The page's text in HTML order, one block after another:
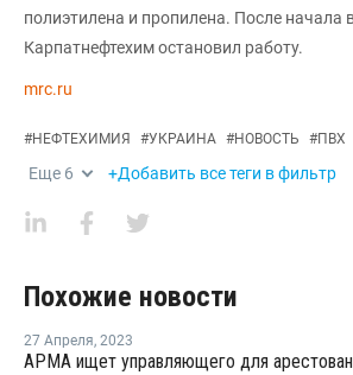
полиэтилена и пропилена. После начала
Карпатнефтехим остановил работу.
mrc.ru
#НЕФТЕХИМИЯ #УКРАИНА #НОВОСТЬ #ПВХ
Еще 6 +Добавить все теги в фильтр
Похожие новости
27 Апреля, 2023